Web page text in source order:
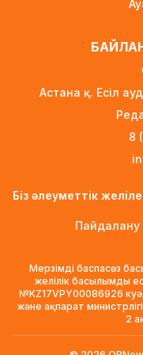
үй несиесі
Футболдан
1 күн бұрын
кезінде қаза тапты
Трамп АҚШ-та
Қыркүйектен
талаптар
УЕФА:
Астана қ. Есіл
8
Біз әлеуметтік
Пайдалану
Мерзімді баспасөз
желілік басылымды
№KZ17VPY00086926
және ақпарат
2